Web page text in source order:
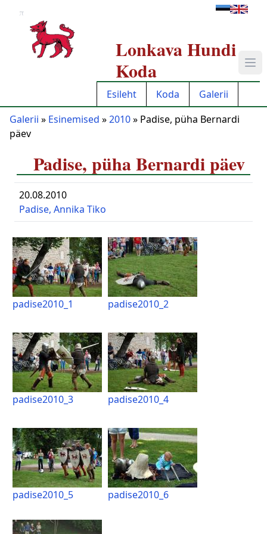
π
Lonkava Hundi
Koda
Esileht Koda
Galerii
Galerii » Esinemised »2010» Padise, püha Bernardi
päev
Padise, püha Bernardi päev
20.08.2010
Padise, Annika Tiko
padise2010_1 padise2010_2
padise2010_3 padise2010_4
padise2010_5 padise2010_6